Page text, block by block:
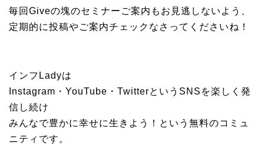
毎回Giveの塊のセミナーご案内もお見逃しないよう、
定期的に投稿やご案内チェックなさってくださいね！
インフLadyは
Instagram・YouTube・TwitterというSNSを楽しく発
信し続け
みんなで豊かに幸せに生きよう！という無料のコミュ
ニティです。